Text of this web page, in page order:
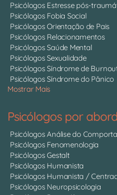
Psicólogos Estresse pós-
Psicólogos Fobia Social
Psicólogos Orientação de Pais
Psicólogos Relacionamentos
Psicólogos Saúde Mental
Psicólogos Sexualidade
Psicólogos Síndrome de
Psicólogos Síndrome do Pânico
Mostrar Mais
Psicólogos por
Psicólogos Análise do
Psicólogos Fenomenologia
Psicólogos Gestalt
Psicólogos Humanista
Psicólogos Humanista /
Psicólogos Neuropsicologia